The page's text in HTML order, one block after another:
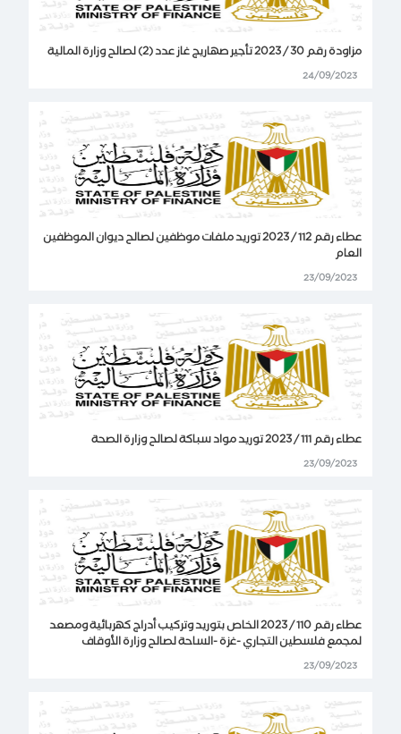
مزاودة رقم 30 / 2023 تأجير صهاريج غاز عدد (2) لصالح وزارة المالية
24/09/2023
عطاء رقم 112 / 2023 توريد ملفات موظفين لصالح ديوان الموظفين
العام
23/09/2023
عطاء رقم 111 / 2023 توريد مواد سباكة لصالح وزارة الصحة
23/09/2023
عطاء رقم 110 / 2023 الخاص بتوريد وتركيب أدراج كهربائية ومصعد
لمجمع فلسطين التجاري -غزة -الساحة لصالح وزارة الأوقاف
23/09/2023